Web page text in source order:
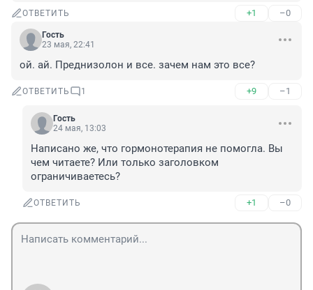
ОТВЕТИТЬ +1 –0
Гость
23 мая, 22:41
ой. ай. Преднизолон и все. зачем нам это все?
ОТВЕТИТЬ 1 +9 –1
Гость
24 мая, 13:03
Написано же, что гормонотерапия не помогла. Вы
чем читаете? Или только заголовком
ограничиваетесь?
ОТВЕТИТЬ +1 –0